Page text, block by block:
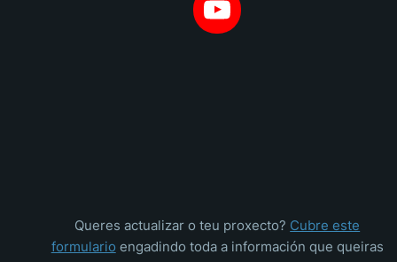
Queres actualizar o teu proxecto? Cubre este
formulario engadindo toda a información que queiras